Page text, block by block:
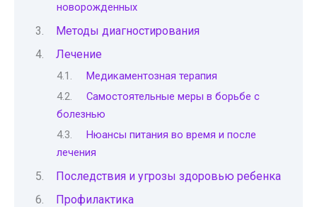
новорожденных
Методы диагностирования
Лечение
Медикаментозная терапия
Самостоятельные меры в борьбе с
болезнью
Нюансы питания во время и после
лечения
Последствия и угрозы здоровью ребенка
Профилактика